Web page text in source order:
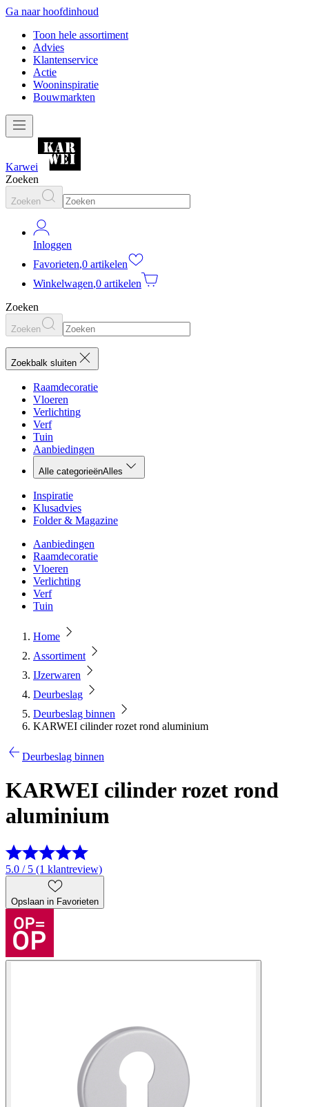
Ga naar hoofdinhoud
Toon hele assortiment
Advies
Klantenservice
Actie
Wooninspiratie
Bouwmarkten
Karwei
Zoeken
Zoeken
Inloggen
Favorieten,0 artikelen
Winkelwagen,0 artikelen
Zoeken
Zoeken
Zoekbalk sluiten
Raamdecoratie
Vloeren
Verlichting
Verf
Tuin
Aanbiedingen
Alle categorieënAlles
Inspiratie
Klusadvies
Folder & Magazine
Aanbiedingen
Raamdecoratie
Vloeren
Verlichting
Verf
Tuin
Home
Assortiment
IJzerwaren
Deurbeslag
Deurbeslag binnen
KARWEI cilinder rozet rond aluminium
Deurbeslag binnen
KARWEI cilinder rozet rond
aluminium
5.0 / 5 (1 klantreview)
Opslaan in Favorieten